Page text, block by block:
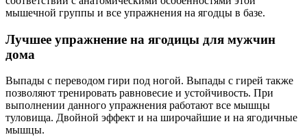
мышечной группы и все упражнения на ягодцы в базе.
Лучшее упражнение на ягодицы для мужчин
дома
Выпады с переводом гири под ногой. Выпады с гирей также
позволяют тренировать равновесие и устойчивость. При
выполнении данного упражнения работают все мышцы
туловища. Двойной эффект и на широчайшие и на ягодичные
мышцы.